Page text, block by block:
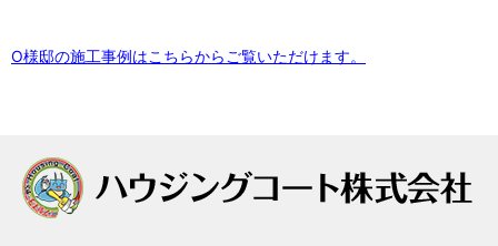
O様邸の施工事例はこちらからご覧いただけます。